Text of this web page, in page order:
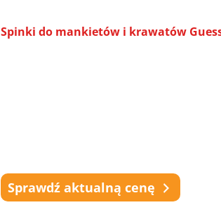
Spinki do mankietów i krawatów
Sprawdź aktualną cenę